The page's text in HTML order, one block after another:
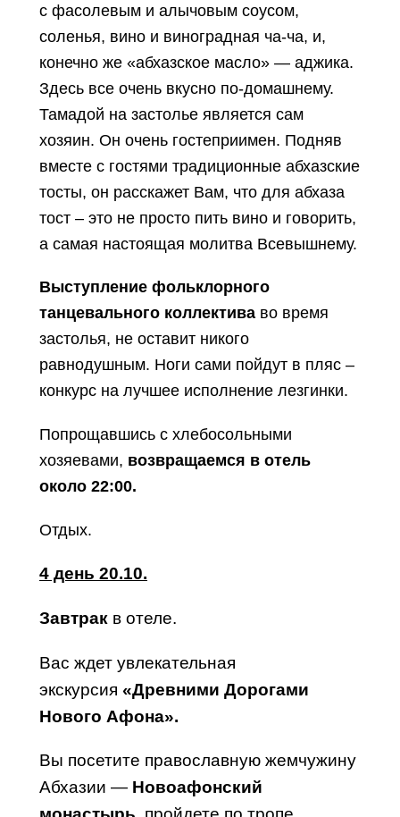
с фасолевым и алычовым соусом,
соленья, вино и виноградная ча-ча, и,
конечно же «абхазское масло» — аджика.
Здесь все очень вкусно по-домашнему.
Тамадой на застолье является сам
хозяин. Он очень гостеприимен. Подняв
вместе с гостями традиционные абхазские
тосты, он расскажет Вам, что для абхаза
тост – это не просто пить вино и говорить,
а самая настоящая молитва Всевышнему.
Выступление фольклорного
танцевального коллектива во время
застолья, не оставит никого
равнодушным. Ноги сами пойдут в пляс –
конкурс на лучшее исполнение лезгинки.
Попрощавшись с хлебосольными
хозяевами, возвращаемся в отель
около 22:00.
Отдых.
4 день 20.10.
Завтрак в отеле.
Вас ждет увлекательная
экскурсия «Древними Дорогами
Нового Афона».
Вы посетите православную жемчужину
Абхазии — Новоафонский